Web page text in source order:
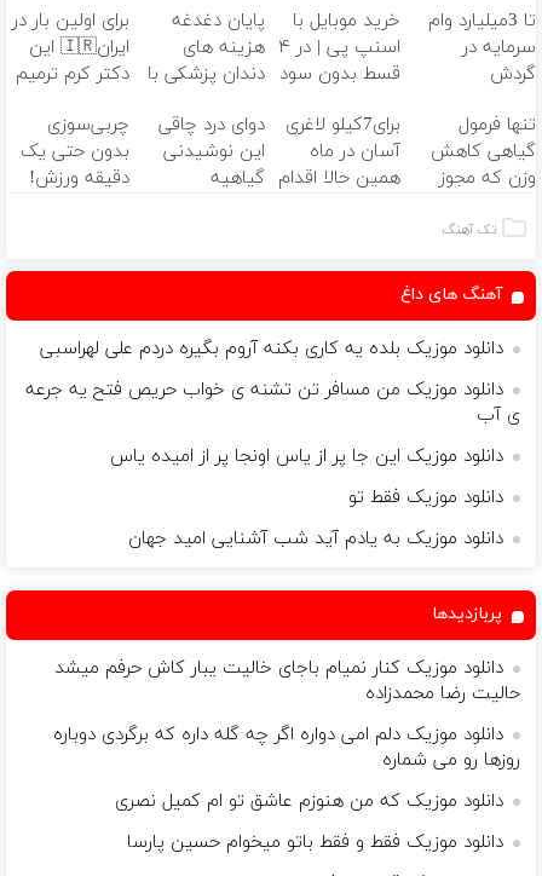
تا 3میلیارد وام
سرمایه در
گردش
فروشگاهت رو
ثبت کن
خرید موبایل با
اسنپ پی | در ۴
قسط بدون سود
پایان دغدغه
هزینه های
دندان پزشکی با
کننده خانگی
برای اولین بار در
ایران🇮🇷 این
دکتر کرم ترمیم
ساخت!
تنها فرمول
گیاهی کاهش
وزن که مجوز
دارد(کلیک جهت
برای7کیلو لاغری
آسان در ماه
همین حالا اقدام
دوای درد چاقی
این نوشیدنی
گیاهیه
چربی‌سوزی
بدون حتی یک
دقیقه ورزش!
تک آهنگ
آهنگ های داغ
دانلود موزیک بلده یه کاری بکنه آروم بگیره دردم علی لهراسبی
دانلود موزیک من مسافر تن تشنه ی خواب حریص فتح یه جرعه
ی آب
دانلود موزیک این جا پر از یاس اونجا پر از امیده یاس
دانلود موزیک فقط تو
دانلود موزیک به یادم آید شب آشنایی امید جهان
پربازدیدها
دانلود موزیک کنار نمیام باجای خالیت یبار کاش حرفم میشد
حالیت رضا محمدزاده
دانلود موزیک دلم امی دواره اگر چه گله داره که برگردی دوباره
روزها رو می شماره
دانلود موزیک که من هنوزم عاشق تو ام کمیل نصری
دانلود موزیک فقط و فقط باتو میخوام حسین پارسا